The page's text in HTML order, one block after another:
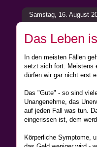
Samstag, 16. August
Das Leben
In den meisten Fällen
setzt sich fort. Meistens
dürfen wir gar nicht erst
Das "Gute" - so sind
Unangenehme, das
auf jeden Fall was tun.
eingerissen ist, dem
Körperliche Symptome,